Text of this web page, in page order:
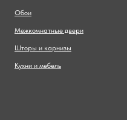
Обои
Межкомнатные двери
Шторы и карнизы
Кухни и мебель